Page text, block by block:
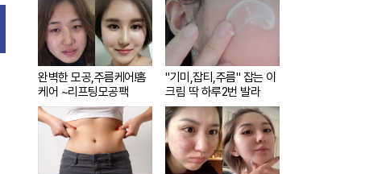
완벽한 모공,주름케어!홈
케어 ~리프팅모공팩
"기미,잡티,주름" 잡는 이
크림 딱 하루2번 발라